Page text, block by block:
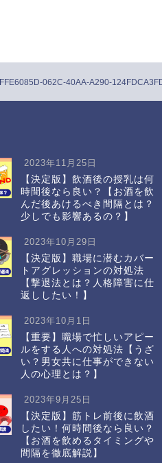
FFE6085D-062C-40AA-A290-
2023年11月25日
【決定版】飲酒後の授乳は何
時間後なら良い？【お酒を飲
んだ後あけるべき間隔とは？
少しでも影響あるの？】
2023年10月29日
【決定版】職場に潜むカバー
トアグレッションの対処法
【撃退法とは？人格障害に仕
返ししたい！】
2023年10月1日
【重要】職場で忙しいアピー
ルをする人への対処法【うざ
い？男女共に仕事ができない
人の心理とは？】
2023年9月25日
【決定版】筋トレ前後に飲酒
したい！何時間後なら良い？
【お酒を飲めるタイミングや
間隔を徹底解説】